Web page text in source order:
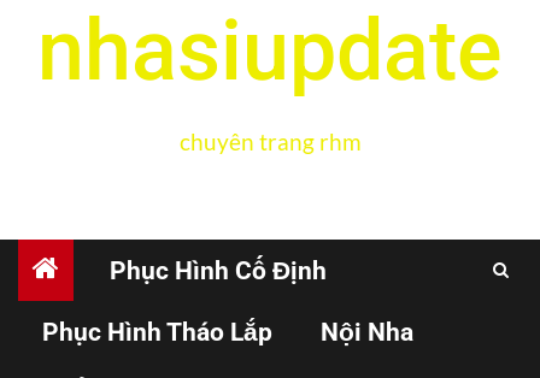
nhasiupdate
chuyên trang rhm
Phục Hình Cố Định
Phục Hình Tháo Lắp Nội Nha